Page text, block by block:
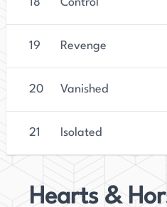
18 Control
19 Revenge
20 Vanished
21 Isolated
Hearts &